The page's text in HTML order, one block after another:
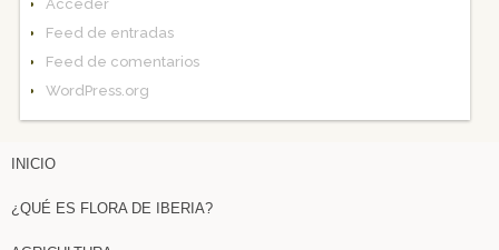
Acceder
Feed de entradas
Feed de comentarios
WordPress.org
INICIO
¿QUÉ ES FLORA DE IBERIA?